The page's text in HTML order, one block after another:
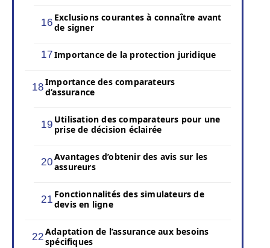
Exclusions courantes à connaître avant
de signer
Importance de la protection juridique
Importance des comparateurs
d’assurance
Utilisation des comparateurs pour une
prise de décision éclairée
Avantages d’obtenir des avis sur les
assureurs
Fonctionnalités des simulateurs de
devis en ligne
Adaptation de l’assurance aux besoins
spécifiques